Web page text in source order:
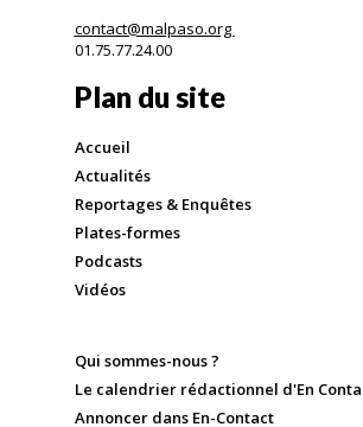
contact@malpaso.org
01.75.77.24.00
Plan du site
Accueil
Actualités
Reportages & Enquêtes
Plates-formes
Podcasts
Vidéos
Qui sommes-nous ?
Le calendrier rédactionnel d'En
Annoncer dans En-Contact